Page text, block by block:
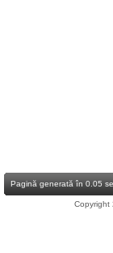
Pagină generată în 0.05
Copyright